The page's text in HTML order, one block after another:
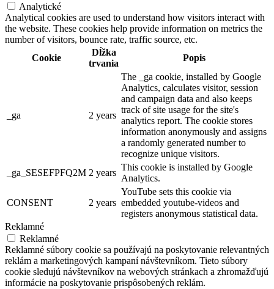
Analytické
Analytical cookies are used to understand how visitors interact with
the website. These cookies help provide information on metrics the
number of visitors, bounce rate, traffic source, etc.
Cookie
Dĺžka
trvania
Popis
_ga 2 years
The _ga cookie, installed by Google
Analytics, calculates visitor, session
and campaign data and also keeps
track of site usage for the site's
analytics report. The cookie stores
information anonymously and assigns
a randomly generated number to
recognize unique visitors.
_ga_SESEFPFQ2M 2 years
This cookie is installed by Google
Analytics.
CONSENT 2 years
YouTube sets this cookie via
embedded youtube-videos and
registers anonymous statistical data.
Reklamné
Reklamné
Reklamné súbory cookie sa používajú na poskytovanie relevantných
reklám a marketingových kampaní návštevníkom. Tieto súbory
cookie sledujú návštevníkov na webových stránkach a zhromažďujú
informácie na poskytovanie prispôsobených reklám.